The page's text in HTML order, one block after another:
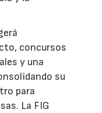
concursos
y una
su
para
La FIG